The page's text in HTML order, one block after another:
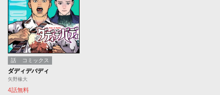
話 コミックス
ダディデバディ
矢野椽大
4話無料